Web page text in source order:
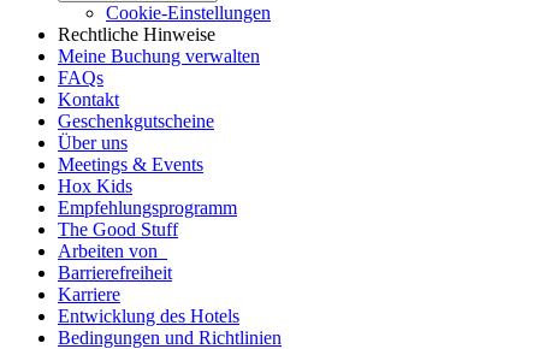
Cookie-Einstellungen
Rechtliche Hinweise
Meine Buchung verwalten
FAQs
Kontakt
Geschenkgutscheine
Über uns
Meetings & Events
Hox Kids
Empfehlungsprogramm
The Good Stuff
Arbeiten von_
Barrierefreiheit
Karriere
Entwicklung des Hotels
Bedingungen und Richtlinien